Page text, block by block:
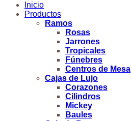
Inicio
Productos
Ramos
Rosas
Jarrones
Tropicales
Fúnebres
Centros de Mesa
Cajas de Lujo
Corazones
Cilindros
Mickey
Baules